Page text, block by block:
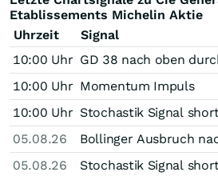
Etablissements Michelin Aktie
Uhrzeit
Signal
10:00 Uhr GD 38 nach oben
10:00 Uhr Momentum Impuls
10:00 Uhr Stochastik Signal
05.08.26
Bollinger Ausbruch
05.08.26
Stochastik Signal